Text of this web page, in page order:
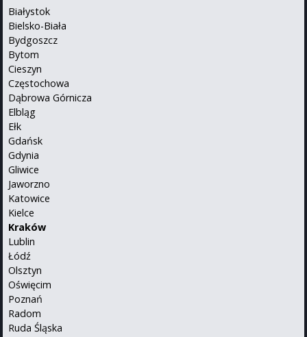
Białystok
Bielsko-Biała
Bydgoszcz
Bytom
Cieszyn
Częstochowa
Dąbrowa Górnicza
Elbląg
Ełk
Gdańsk
Gdynia
Gliwice
Jaworzno
Katowice
Kielce
Kraków
Lublin
Łódź
Olsztyn
Oświęcim
Poznań
Radom
Ruda Śląska